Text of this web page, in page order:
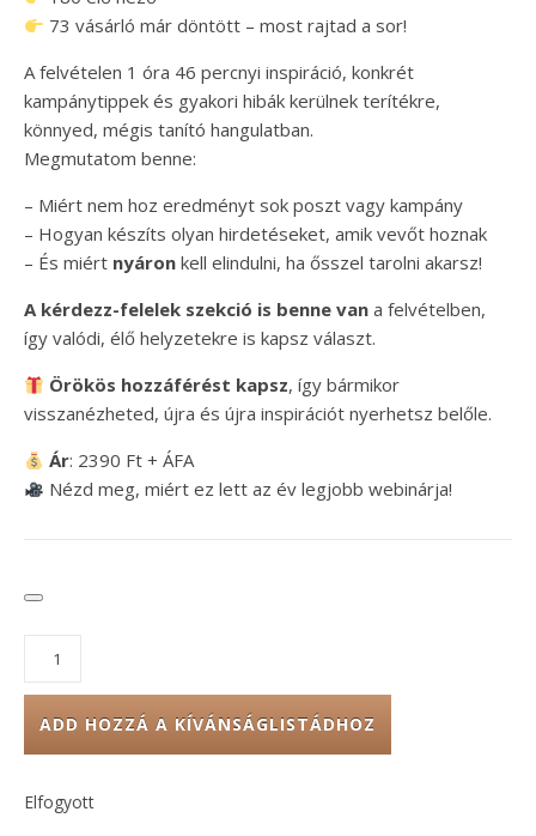
73 vásárló már döntött – most rajtad a sor!
A felvételen 1 óra 46 percnyi inspiráció, konkrét
kampánytippek és gyakori hibák kerülnek terítékre,
könnyed, mégis tanító hangulatban.
Megmutatom benne:
– Miért nem hoz eredményt sok poszt vagy kampány
– Hogyan készíts olyan hirdetéseket, amik vevőt hoznak
– És miért nyáron kell elindulni, ha ősszel tarolni akarsz!
A kérdezz-felelek szekció is benne van a felvételben,
így valódi, élő helyzetekre is kapsz választ.
Örökös hozzáférést kapsz, így bármikor
visszanézheted, újra és újra inspirációt nyerhetsz belőle.
Ár: 2390 Ft + ÁFA
Nézd meg, miért ez lett az év legjobb webinárja!
2025 legjobb webinárja (felvétel) mennyiség
ADD HOZZÁ A KÍVÁNSÁGLISTÁDHOZ
Elfogyott